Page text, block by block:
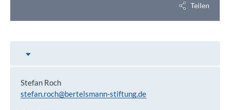
Teilen
Inhalt auswählen
Autoren
Stefan Roch
stefan.roch@bertelsmann-stiftung.de